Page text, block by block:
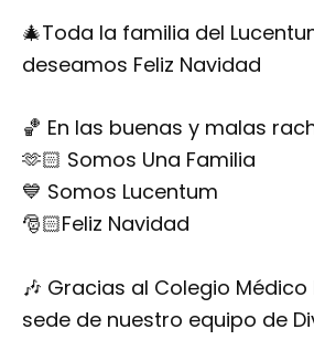
🎄Toda la familia del
deseamos Feliz Navidad
🏀 En las buenas y malas
🫶🏻 Somos Una Familia
💙 Somos Lucentum
🎅🏻Feliz Navidad
🎶 Gracias al Colegio Médico
sede de nuestro equipo de